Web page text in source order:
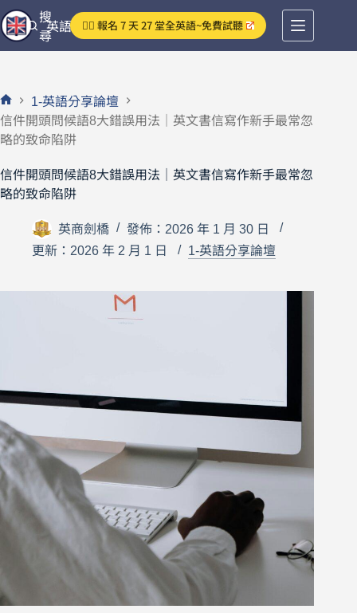
跳
至
主
容
英語分享論壇
搜
尋
👉🏻 報名 7 天 27 堂全英語~免費試聽
首
頁
1-英語分享論壇
信件開頭問候語8大錯誤用法｜英文書信寫作新手最常忽
略的致命陷阱
信件開頭問候語8大錯誤用法｜英文書信寫作新手最常忽
略的致命陷阱
英商劍橋
發佈：2026 年 1 月 30 日
更新：2026 年 2 月 1 日
1-英語分享論壇